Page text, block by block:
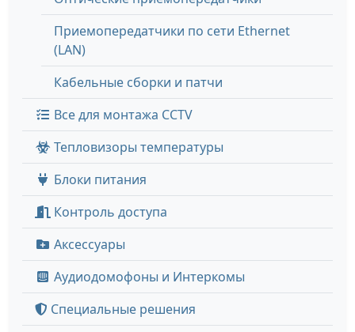
Приемопередатчики по сети Ethernet
(LAN)
Кабельные сборки и патчи
Все для монтажа CCTV
Тепловизоры температуры
Блоки питания
Контроль доступа
Аксессуары
Аудиодомофоны и Интеркомы
Специальные решения